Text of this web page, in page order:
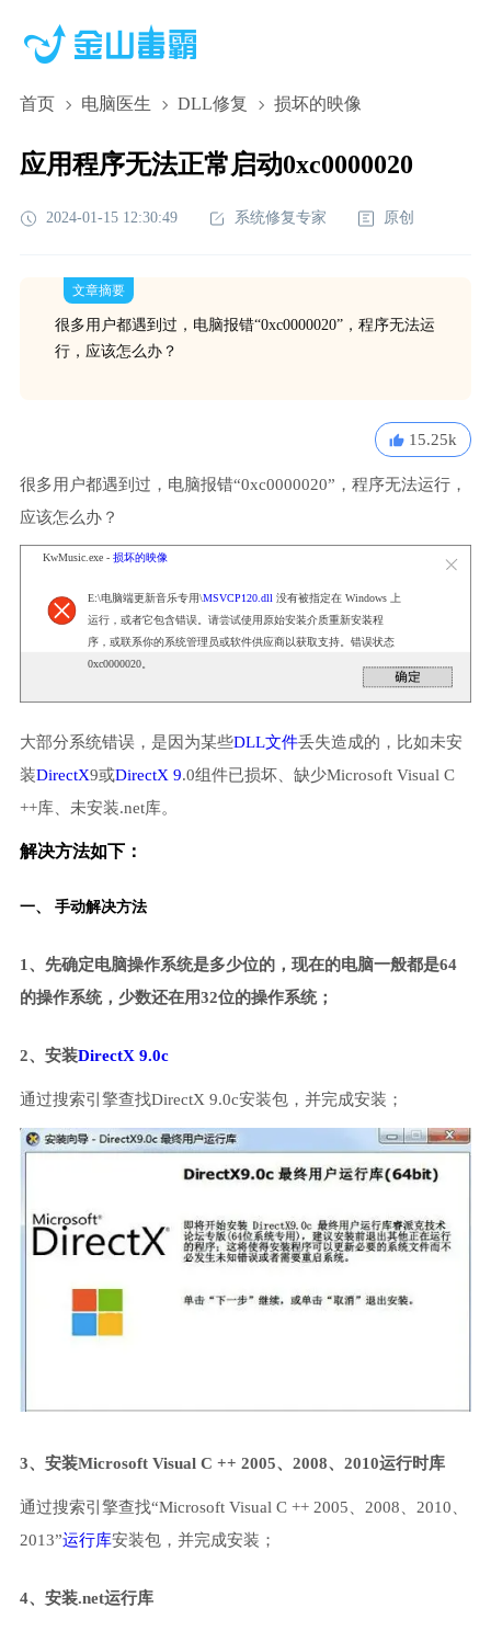
首页 电脑医生 DLL修复 损坏的映像
应用程序无法正常启动0xc0000020
2024-01-15 12:30:49 系统修复专家 原创
文章摘要
很多用户都遇到过，电脑报错“0xc0000020”，程序无法运
行，应该怎么办？
15.25k
很多用户都遇到过，电脑报错“0xc0000020”，程序无法运行，
应该怎么办？
KwMusic.exe - 损坏的映像
E:\电脑端更新音乐专用\MSVCP120.dll 没有被指定在 Windows 上
运行，或者它包含错误。请尝试使用原始安装介质重新安装程
序，或联系你的系统管理员或软件供应商以获取支持。错误状态
0xc0000020。
大部分系统错误，是因为某些DLL文件丢失造成的，比如未安
装DirectX9或DirectX 9.0组件已损坏、缺少Microsoft Visual C
++库、未安装.net库。
解决方法如下：
一、 手动解决方法
1、先确定电脑操作系统是多少位的，现在的电脑一般都是64
的操作系统，少数还在用32位的操作系统；
2、安装DirectX 9.0c
通过搜索引擎查找DirectX 9.0c安装包，并完成安装；
3、安装Microsoft Visual C ++ 2005、2008、2010运行时库
通过搜索引擎查找“Microsoft Visual C ++ 2005、2008、2010、
2013”运行库安装包，并完成安装；
4、安装.net运行库